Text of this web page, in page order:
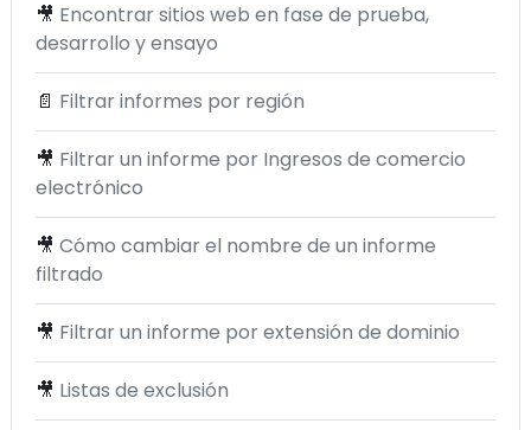
🎥 Encontrar sitios web en fase de prueba,
desarrollo y ensayo
📄 Filtrar informes por región
🎥 Filtrar un informe por Ingresos de comercio
electrónico
🎥 Cómo cambiar el nombre de un informe
filtrado
🎥 Filtrar un informe por extensión de dominio
🎥 Listas de exclusión